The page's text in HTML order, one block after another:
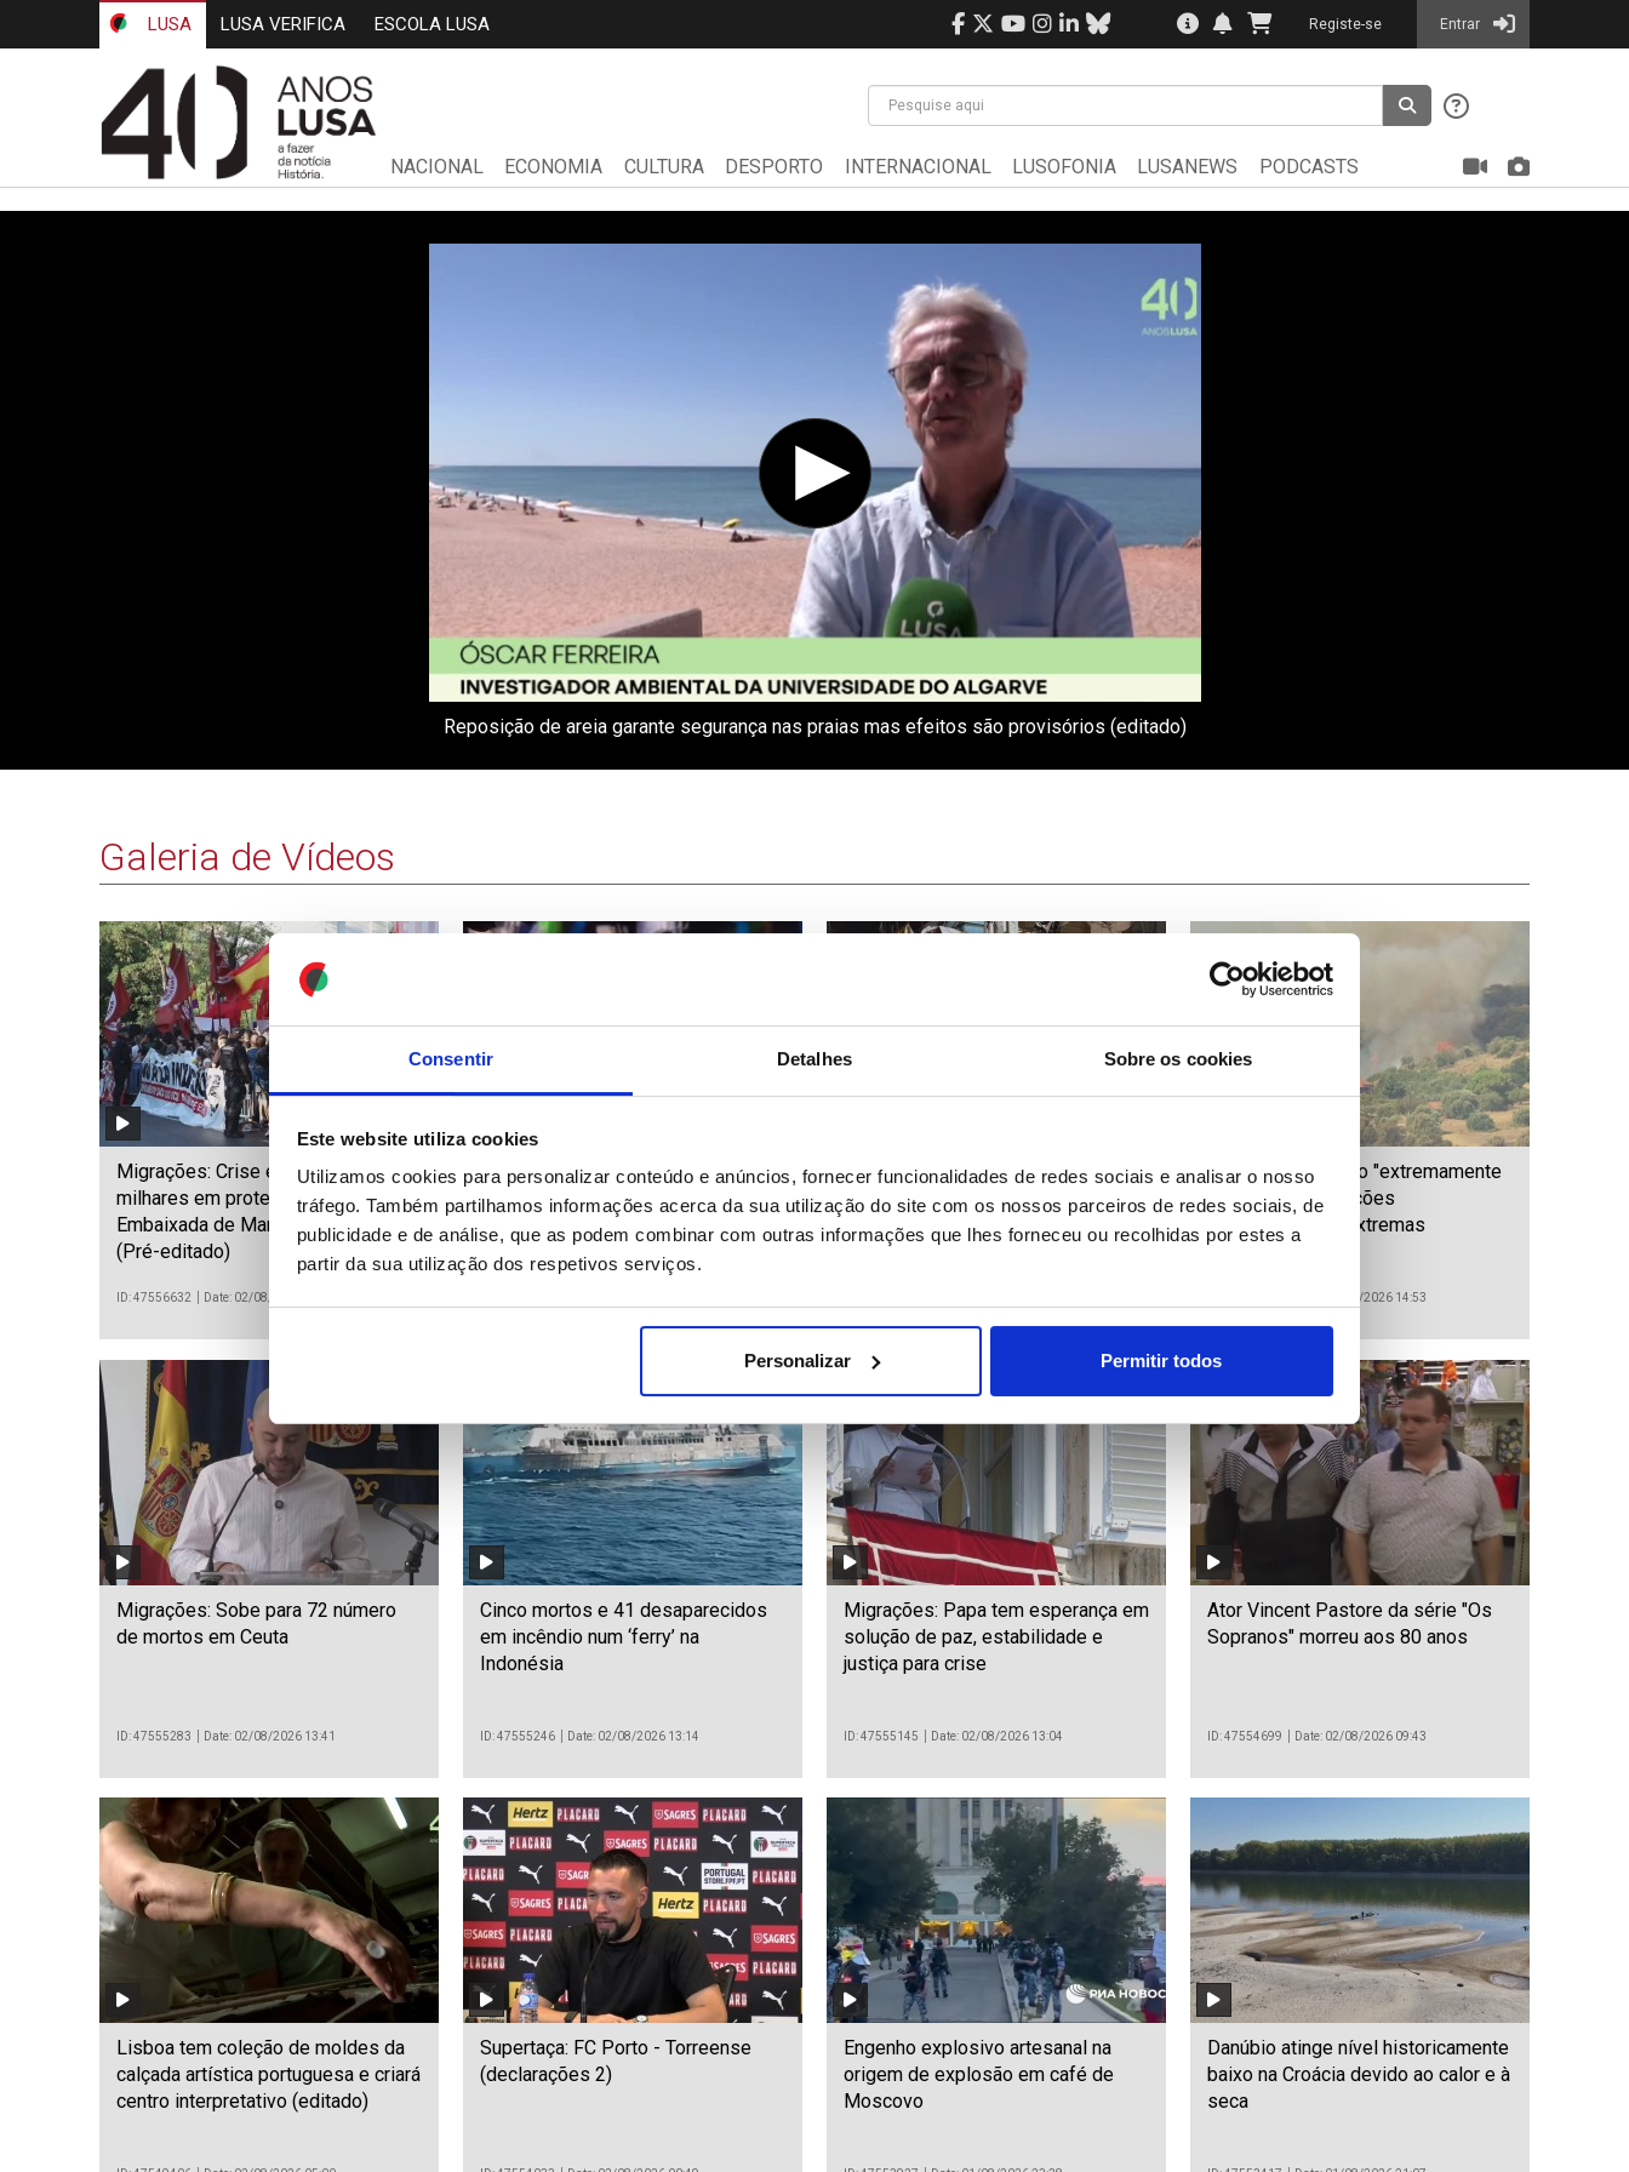
Consentir Detalhes Sobre os cookies
Este website utiliza cookies
Utilizamos cookies para personalizar conteúdo e anúncios, fornecer funcionalidades de redes sociais e analisar o nosso
tráfego. Também partilhamos informações acerca da sua utilização do site com os nossos parceiros de redes sociais, de
publicidade e de análise, que as podem combinar com outras informações que lhes forneceu ou recolhidas por estes a
partir da sua utilização dos respetivos serviços.
Personalizar Permitir todos
LUSA LUSA VERIFICA ESCOLA LUSA Registe-se Entrar
NACIONAL ECONOMIA CULTURA DESPORTO INTERNACIONAL LUSOFONIA LUSANEWS PODCASTS
Reposição de areia garante segurança nas praias mas efeitos são provisórios (editado)
Galeria de Vídeos
Migrações: Crise em Ceuta junta
milhares em protesto frente à
Embaixada de Marrocos em Madrid
(Pré-editado)
ID: 47556632 Date: 02/08/2026 23:14
Lula da Silva oficializa candidatura à
presidência e defende soberania
Subiu para 14 o número de mortos
em ataque suicida no Paquistão
Grécia em situação "extremamente
difícil" com condições
meteorológicas extremas
Date: 02/08/2026 14:53
Migrações: Sobe para 72 número
de mortos em Ceuta
ID: 47555283 Date: 02/08/2026 13:41
Cinco mortos e 41 desaparecidos
em incêndio num ‘ferry’ na
Indonésia
ID: 47555246 Date: 02/08/2026 13:14
Migrações: Papa tem esperança em
solução de paz, estabilidade e
justiça para crise
ID: 47555145 Date: 02/08/2026 13:04
Ator Vincent Pastore da série "Os
Sopranos" morreu aos 80 anos
ID: 47554699 Date: 02/08/2026 09:43
Lisboa tem coleção de moldes da
calçada artística portuguesa e criará
centro interpretativo (editado)
Supertaça: FC Porto - Torreense
(declarações 2)
Engenho explosivo artesanal na
origem de explosão em café de
Moscovo
Danúbio atinge nível historicamente
baixo na Croácia devido ao calor e à
seca